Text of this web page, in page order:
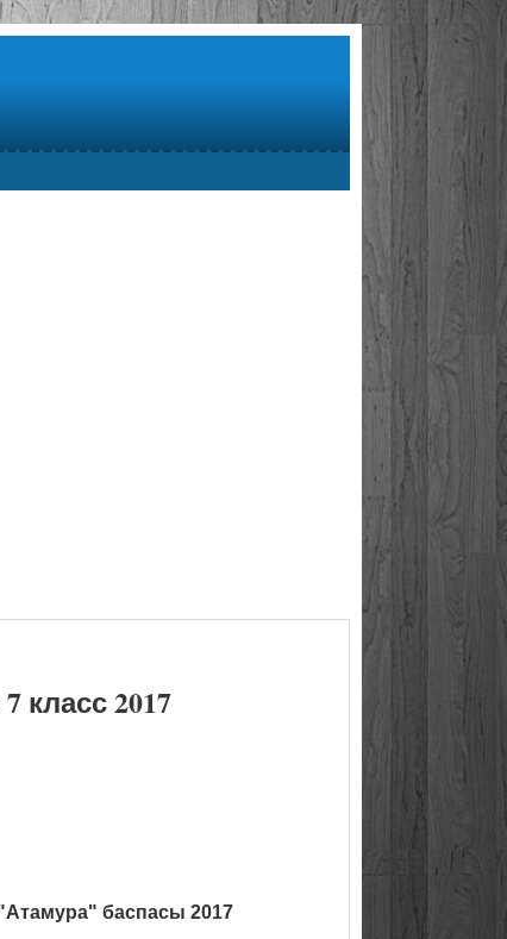
2017
баспасы 2017